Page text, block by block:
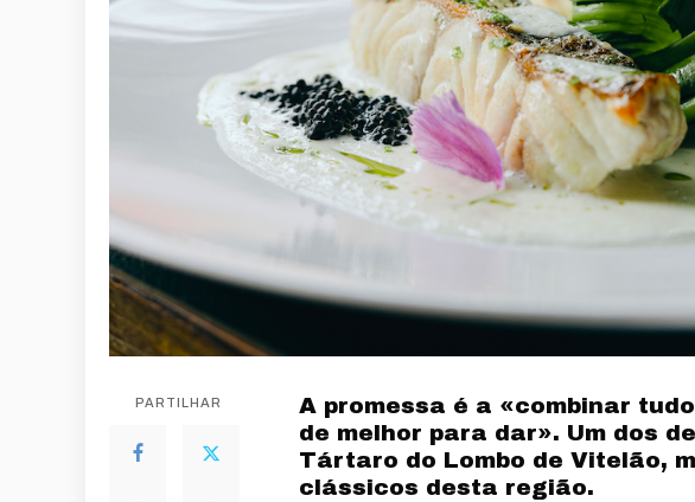
PARTILHAR
A promessa é a «combinar
de melhor para dar». Um dos
Tártaro do Lombo de Vitelão,
clássicos desta região.